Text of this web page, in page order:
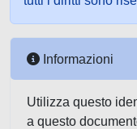
Informazioni
Utilizza questo
a questo